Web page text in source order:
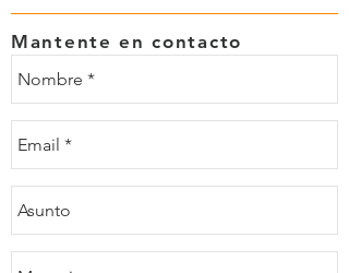
Mantente en contacto